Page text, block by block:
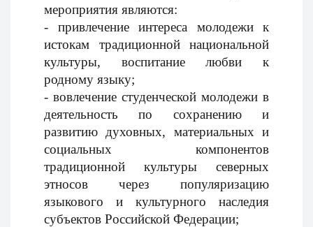
мероприятия являются:
- привлечение интереса молодежи к
истокам традиционной национальной
культуры, воспитание любви к
родному языку;
- вовлечение студенческой молодежи в
деятельность по сохранению и
развитию духовных, материальных и
социальных компонентов
традиционной культуры северных
этносов через популяризацию
языкового и культурного наследия
субъектов Российской Федерации;